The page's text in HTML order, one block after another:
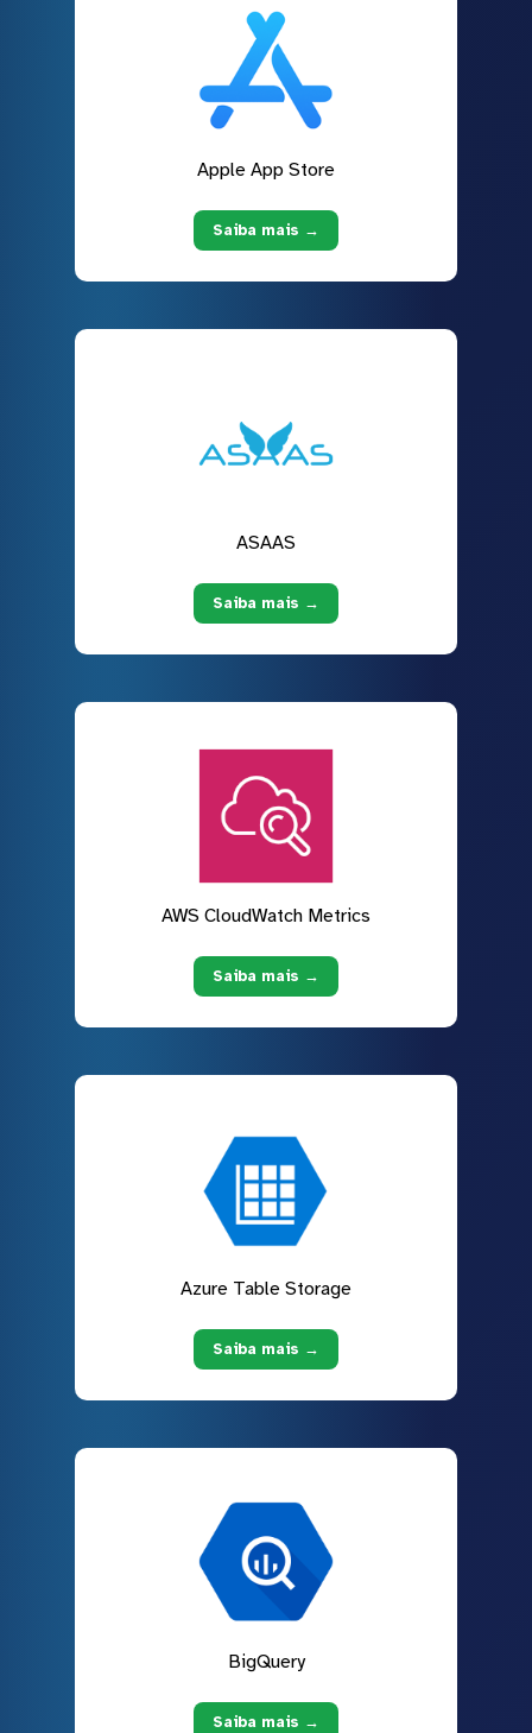
Apple App Store
Saiba mais →
ASAAS
Saiba mais →
AWS CloudWatch Metrics
Saiba mais →
Azure Table Storage
Saiba mais →
BigQuery
Saiba mais →